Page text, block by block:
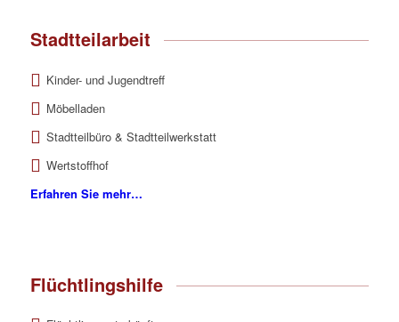
Stadtteilarbeit
Kinder- und Jugendtreff
Möbelladen
Stadtteilbüro & Stadtteilwerkstatt
Wertstoffhof
Erfahren Sie mehr…
Flüchtlingshilfe